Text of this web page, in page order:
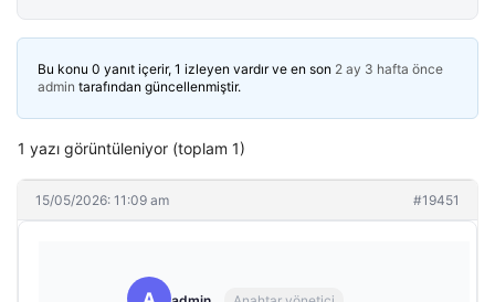
Bu konu 0 yanıt içerir, 1 izleyen vardır ve en son 2 ay 3 hafta önce
admin tarafından güncellenmiştir.
1 yazı görüntüleniyor (toplam 1)
15/05/2026: 11:09 am #19451